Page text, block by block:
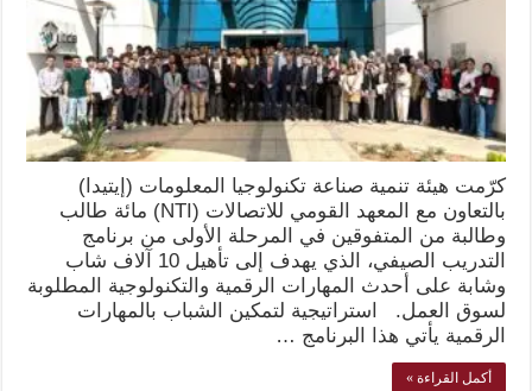
كرّمت هيئة تنمية صناعة تكنولوجيا المعلومات (إيتيدا)
بالتعاون مع المعهد القومي للاتصالات (NTI) مائة طالب
وطالبة من المتفوقين في المرحلة الأولى من برنامج
التدريب الصيفي، الذي يهدف إلى تأهيل 10 آلاف شاب
وشابة على أحدث المهارات الرقمية والتكنولوجية المطلوبة
لسوق العمل. استراتيجية لتمكين الشباب بالمهارات
الرقمية يأتي هذا البرنامج …
أكمل القراءة »